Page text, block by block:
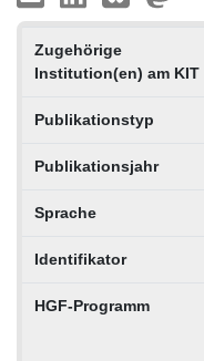
Zugehörige
Institution(en) am KIT
Publikationstyp
Publikationsjahr
Sprache
Identifikator
HGF-Programm